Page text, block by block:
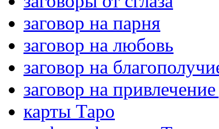
заговор на парня
заговор на любовь
заговор на
заговор на
карты Таро